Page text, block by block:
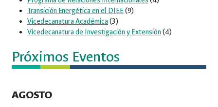
Transición Energética en el DIEE(9)
Vicedecanatura Académica(3)
Vicedecanatura de Investigación y Extensión(4)
Próximos Eventos
AGOSTO